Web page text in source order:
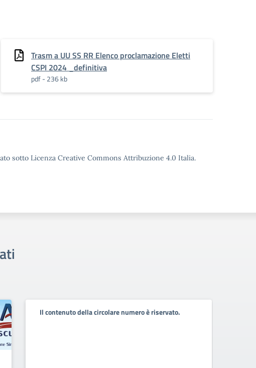
Trasm a UU SS RR Elenco proclamazione Eletti
CSPI 2024 _definitiva
pdf - 236 kb
sotto Licenza Creative Commons Attribuzione 4.0 Italia.
Il contenuto della circolare numero è riservato.